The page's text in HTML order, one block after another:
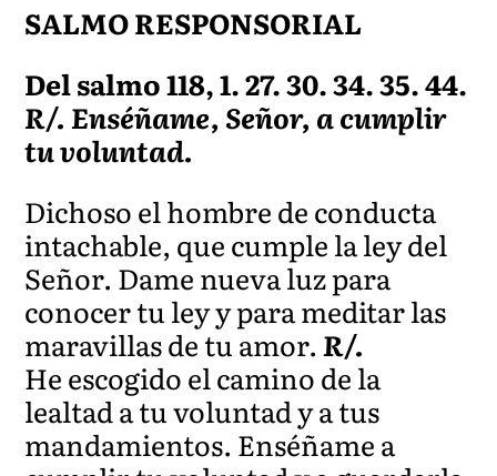
SALMO RESPONSORIAL
Del salmo 118, 1. 27. 30. 34. 35. 44.
R/. Enséñame, Señor, a cumplir
tu voluntad.
Dichoso el hombre de conducta
intachable, que cumple la ley del
Señor. Dame nueva luz para
conocer tu ley y para meditar las
maravillas de tu amor.R/.
He escogido el camino de la
lealtad a tu voluntad y a tus
mandamientos. Enséñame a